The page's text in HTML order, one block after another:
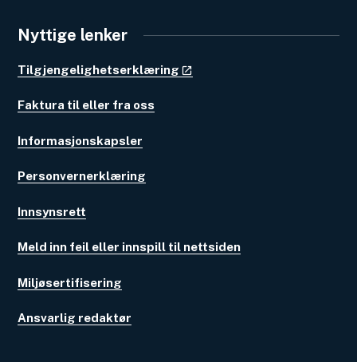
Nyttige lenker
Tilgjengelighetserklæring
Faktura til eller fra oss
Informasjonskapsler
Personvernerklæring
Innsynsrett
Meld inn feil eller innspill til nettsiden
Miljøsertifisering
Ansvarlig redaktør